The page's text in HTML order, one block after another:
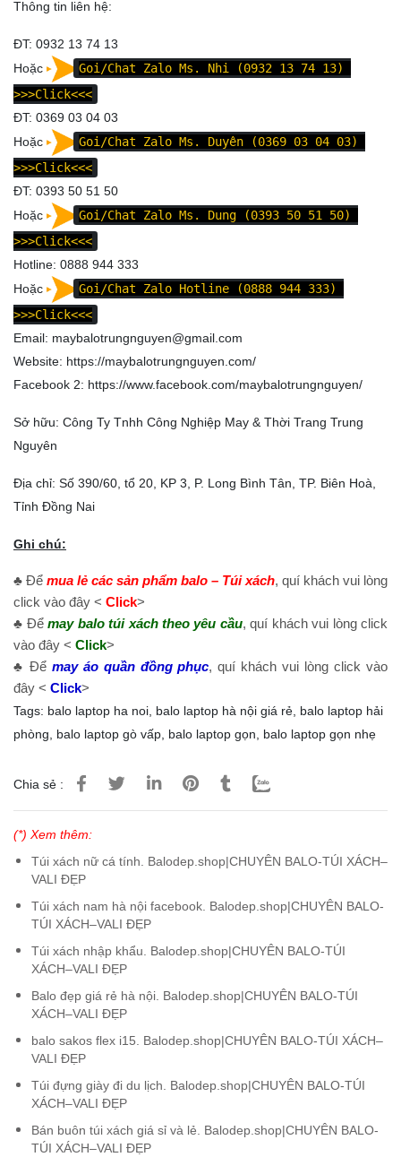
Thông tin liên hệ:
ĐT: 0932 13 74 13
Hoặc
Goi/Chat Zalo Ms. Nhi (0932 13 74 13)
>>>Click<<<
ĐT: 0369 03 04 03
Hoặc
Goi/Chat Zalo Ms. Duyên (0369 03 04 03)
>>>Click<<<
ĐT: 0393 50 51 50
Hoặc
Goi/Chat Zalo Ms. Dung (0393 50 51 50)
>>>Click<<<
Hotline: 0888 944 333
Hoặc
Goi/Chat Zalo Hotline (0888 944 333)
>>>Click<<<
Email: maybalotrungnguyen@gmail.com
Website: https://maybalotrungnguyen.com/
Facebook 2: https://www.facebook.com/maybalotrungnguyen/
Sở hữu: Công Ty Tnhh Công Nghiệp May & Thời Trang Trung
Nguyên
Địa chỉ: Số 390/60, tổ 20, KP 3, P. Long Bình Tân, TP. Biên Hoà,
Tỉnh Đồng Nai
Ghi chú:
♣ Để mua lẻ các sản phẩm balo – Túi xách, quí khách vui lòng
click vào đây < Click>
♣ Đểmay balo túi xách theo yêu cầu, quí khách vui lòng click
vào đây < Click>
♣ Để may áo quần đồng phục, quí khách vui lòng click vào
đây < Click>
Tags: balo laptop ha noi, balo laptop hà nội giá rẻ, balo laptop hải
phòng, balo laptop gò vấp, balo laptop gọn, balo laptop gọn nhẹ
Chia sẻ :
(*) Xem thêm:
Túi xách nữ cá tính. Balodep.shop|CHUYÊN BALO-TÚI XÁCH–
VALI ĐẸP
Túi xách nam hà nội facebook. Balodep.shop|CHUYÊN BALO-
TÚI XÁCH–VALI ĐẸP
Túi xách nhập khẩu. Balodep.shop|CHUYÊN BALO-TÚI
XÁCH–VALI ĐẸP
Balo đẹp giá rẻ hà nội. Balodep.shop|CHUYÊN BALO-TÚI
XÁCH–VALI ĐẸP
balo sakos flex i15. Balodep.shop|CHUYÊN BALO-TÚI XÁCH–
VALI ĐẸP
Túi đựng giày đi du lịch. Balodep.shop|CHUYÊN BALO-TÚI
XÁCH–VALI ĐẸP
Bán buôn túi xách giá sỉ và lẻ. Balodep.shop|CHUYÊN BALO-
TÚI XÁCH–VALI ĐẸP